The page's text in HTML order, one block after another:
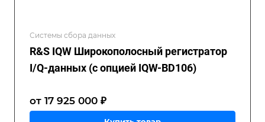
Системы сбора данных
R&S IQW Широкополосный регистратор
I/Q-данных (с опцией IQW-BD106)
от 17 925 000 ₽